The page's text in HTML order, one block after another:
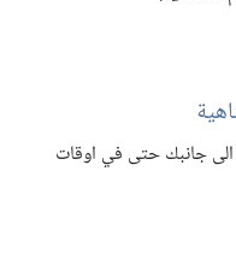
جانبك حتى في اوقات